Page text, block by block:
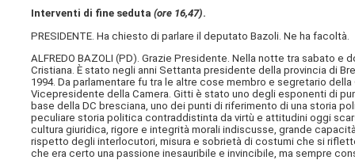
Interventi di fine seduta(ore 16,47).
PRESIDENTE. Ha chiesto di parlare il deputato Bazoli. Ne ha facoltà.
ALFREDO BAZOLI (PD). Grazie Presidente. Nella notte tra sabato e
Cristiana. È stato negli anni Settanta presidente della provincia di
1994. Da parlamentare fu tra le altre cose membro e segretario
Vicepresidente della Camera. Gitti è stato uno degli esponenti di
base della DC bresciana, uno dei punti di riferimento di una storia
peculiare storia politica contraddistinta da virtù e attitudini oggi
cultura giuridica, rigore e integrità morali indiscusse, grande
rispetto degli interlocutori, misura e sobrietà di costumi che si
che era certo una passione inesauribile e invincibile, ma sempre